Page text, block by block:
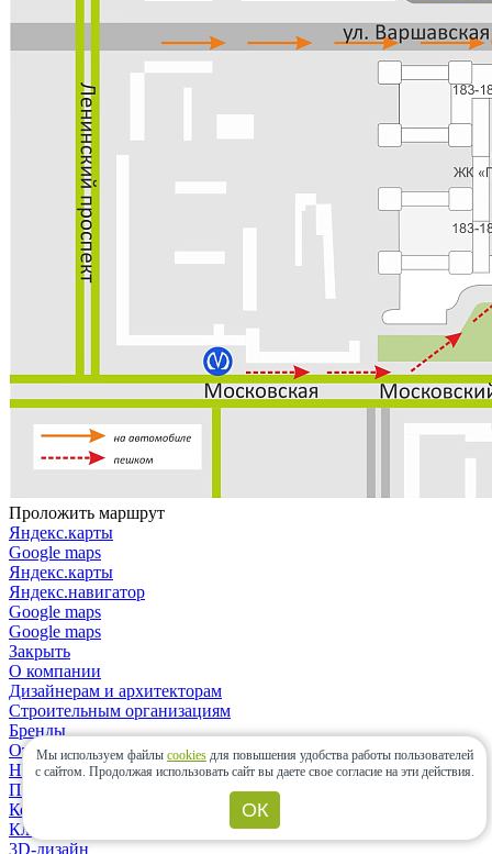
Проложить маршрут
Яндекс.карты
Google maps
Яндекс.карты
Яндекс.навигатор
Google maps
Google maps
Закрыть
О компании
Дизайнерам и архитекторам
Строительным организациям
Бренды
Отзывы
Новости
Политика конфиденциальности
Контакты
Клиентам
3D-дизайн
Мы используем файлы cookies для повышения удобства работы пользователей
с сайтом. Продолжая использовать сайт вы даете свое согласие на эти действия.
ОК